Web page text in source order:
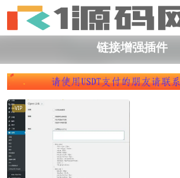
链接增强插件
VIP